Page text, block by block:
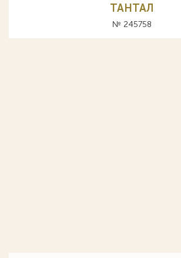
ТАНТАЛ
№ 245758